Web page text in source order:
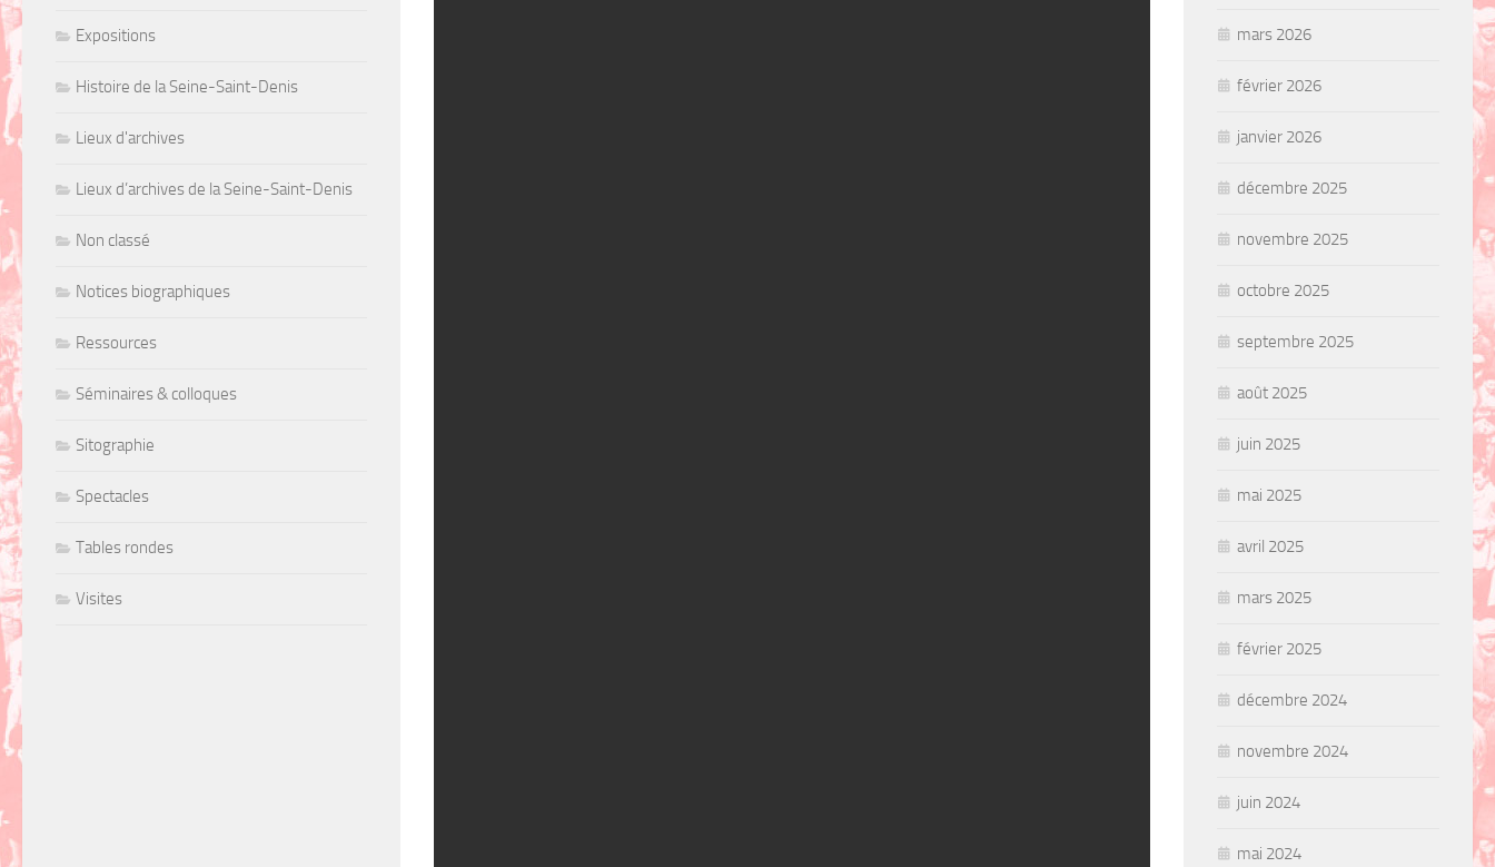
Expositions
Histoire de la Seine-Saint-Denis
Lieux d'archives
Lieux d’archives de la Seine-Saint-Denis
Non classé
Notices biographiques
Ressources
Séminaires & colloques
Sitographie
Spectacles
Tables rondes
Visites
mars 2026
février 2026
janvier 2026
décembre 2025
novembre 2025
octobre 2025
septembre 2025
août 2025
juin 2025
mai 2025
avril 2025
mars 2025
février 2025
décembre 2024
novembre 2024
juin 2024
mai 2024